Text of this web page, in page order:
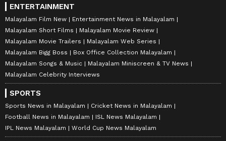
ENTERTAINMENT
Malayalam Film New
Entertainment News in Malayalam
Malayalam Short Films
Malayalam Movie Review
Malayalam Movie Trailers
Malayalam Web Series
Malayalam Bigg Boss
Box Office Collection Malayalam
Malayalam Songs & Music
Malayalam Miniscreen & TV News
Malayalam Celebrity Interviews
SPORTS
Sports News in Malayalam
Cricket News in Malayalam
Football News in Malayalam
ISL News Malayalam
IPL News Malayalam
World Cup News Malayalam